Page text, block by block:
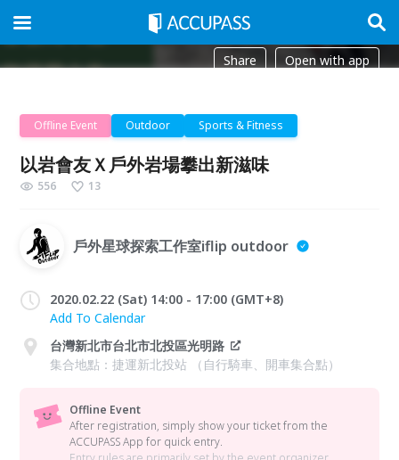
Share Open with app
Offline Event Outdoor Sports & Fitness
以岩會友Ｘ戶外岩場攀出新滋味
556 13
戶外星球探索工作室iflip outdoor
2020.02.22 (Sat) 14:00 - 17:00 (GMT+8)
Add To Calendar
台灣新北市台北市北投區光明路
集合地點：捷運新北投站 （自行騎車、開車集合點）
Offline Event
After registration, simply show your ticket from the
ACCUPASS App for quick entry.